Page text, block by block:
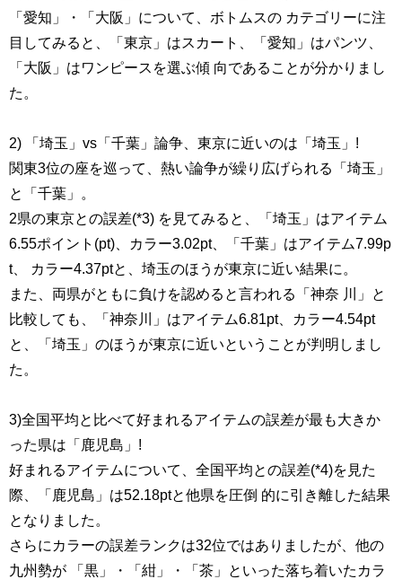
「愛知」・「大阪」について、ボトムスの カテゴリーに注
目してみると、「東京」はスカート、「愛知」はパンツ、
「大阪」はワンピースを選ぶ傾 向であることが分かりまし
た。
2) 「埼玉」vs「千葉」論争、東京に近いのは「埼玉」!
関東3位の座を巡って、熱い論争が繰り広げられる「埼玉」
と「千葉」。
2県の東京との誤差(*3) を見てみると、「埼玉」はアイテム
6.55ポイント(pt)、カラー3.02pt、「千葉」はアイテム7.99p
t、 カラー4.37ptと、埼玉のほうが東京に近い結果に。
また、両県がともに負けを認めると言われる「神奈 川」と
比較しても、「神奈川」はアイテム6.81pt、カラー4.54pt
と、「埼玉」のほうが東京に近いということが判明しまし
た。
3)全国平均と比べて好まれるアイテムの誤差が最も大きか
った県は「鹿児島」!
好まれるアイテムについて、全国平均との誤差(*4)を見た
際、「鹿児島」は52.18ptと他県を圧倒 的に引き離した結果
となりました。
さらにカラーの誤差ランクは32位ではありましたが、他の
九州勢が 「黒」・「紺」・「茶」といった落ち着いたカラ